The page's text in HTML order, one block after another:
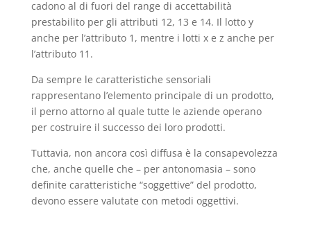
cadono al di fuori del range di accettabilità
prestabilito per gli attributi 12, 13 e 14. Il lotto y
anche per l’attributo 1, mentre i lotti x e z anche per
l’attributo 11.
Da sempre le caratteristiche sensoriali
rappresentano l’elemento principale di un prodotto,
il perno attorno al quale tutte le aziende operano
per costruire il successo dei loro prodotti.
Tuttavia, non ancora così diffusa è la consapevolezza
che, anche quelle che – per antonomasia – sono
definite caratteristiche “soggettive” del prodotto,
devono essere valutate con metodi oggettivi.